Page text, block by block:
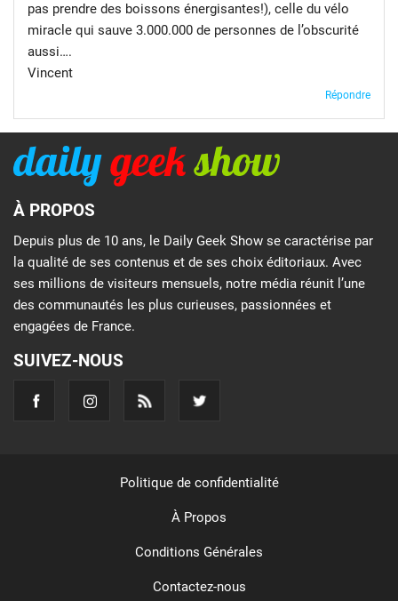
pas prendre des boissons énergisantes!), celle du vélo
miracle qui sauve 3.000.000 de personnes de l’obscurité
aussi….
Vincent
Répondre
À PROPOS
Depuis plus de 10 ans, le Daily Geek Show se caractérise par
la qualité de ses contenus et de ses choix éditoriaux. Avec
ses millions de visiteurs mensuels, notre média réunit l’une
des communautés les plus curieuses, passionnées et
engagées de France.
SUIVEZ-NOUS
Politique de confidentialité
À Propos
Conditions Générales
Contactez-nous